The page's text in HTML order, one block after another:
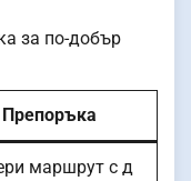
за по-добър
Препоръка
маршрут с д